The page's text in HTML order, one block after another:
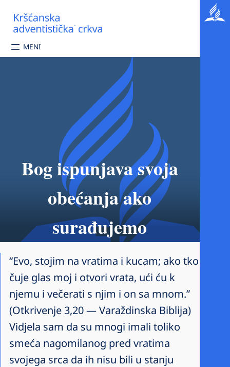
MENI
Bog ispunjava svoja
obećanja ako
surađujemo
“Evo, stojim na vratima i kucam; ako tko
čuje glas moj i otvori vrata, ući ću k
njemu i večerati s njim i on sa mnom.”
(Otkrivenje 3,20 — Varaždinska Biblija)
Vidjela sam da su mnogi imali toliko
smeća nagomilanog pred vratima
svojega srca da ih nisu bili u stanju